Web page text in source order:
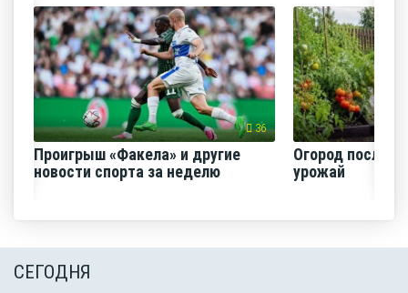
36
Проигрыш «Факела» и другие
новости спорта за неделю
Огород после
урожай
СЕГОДНЯ